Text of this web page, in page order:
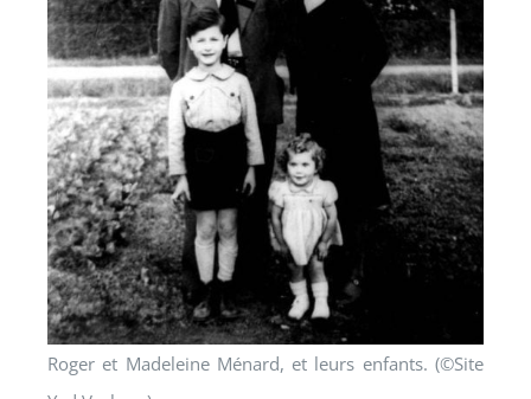
Roger et Madeleine Ménard, et leurs enfants. (©Site